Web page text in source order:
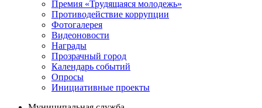
Премия «Трудящаяся молодежь»
Противодействие коррупции
Фотогалерея
Видеоновости
Награды
Прозрачный город
Календарь событий
Опросы
Инициативные проекты